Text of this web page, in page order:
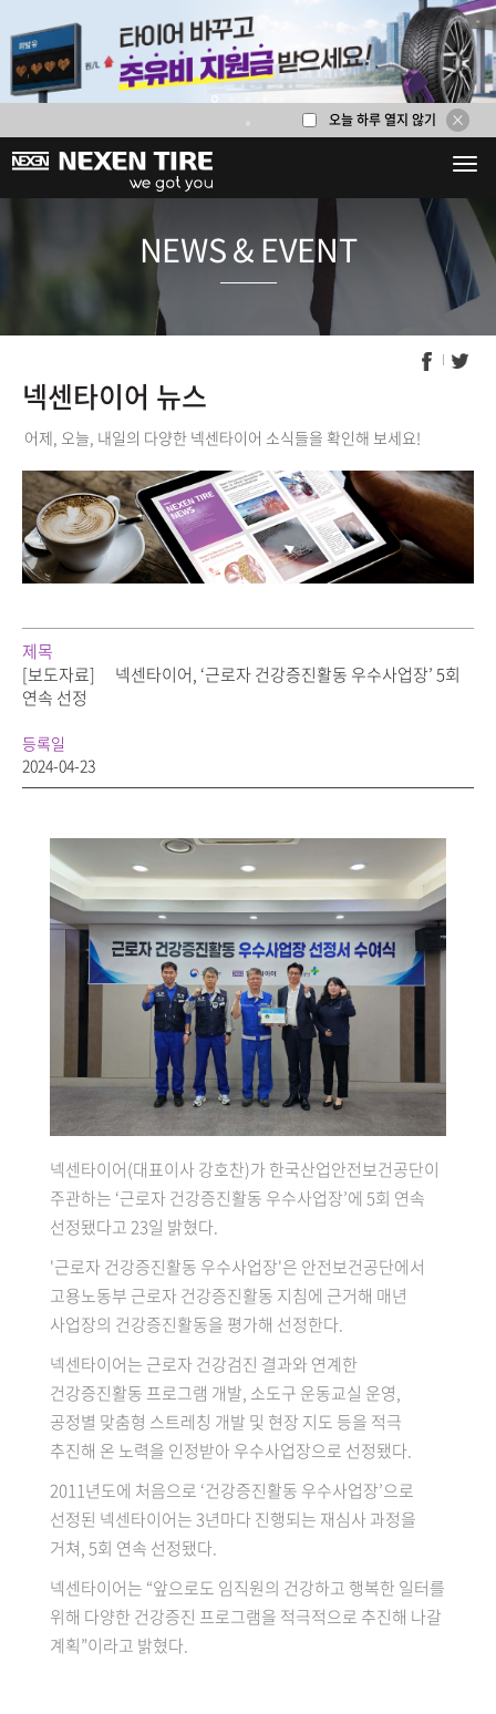
5
오늘 하루 열지 않기
NEWS &
넥센타이어 뉴스
어제, 오늘, 내일의 다양한 넥센타이어 소식들을 확인해 보세요!
제목
[보도자료]
넥센타이어, ‘근로자 건강증진활동 우수사업장’ 5회
연속 선정
등록일
2024-04-23
넥센타이어(대표이사 강호찬)가 한국산업안전보건공단이
주관하는 ‘근로자 건강증진활동 우수사업장’에 5회 연속
선정됐다고 23일 밝혔다.
'근로자 건강증진활동 우수사업장'은 안전보건공단에서
고용노동부 근로자 건강증진활동 지침에 근거해 매년
사업장의 건강증진활동을 평가해 선정한다.
넥센타이어는 근로자 건강검진 결과와 연계한
건강증진활동 프로그램 개발, 소도구 운동교실 운영,
공정별 맞춤형 스트레칭 개발 및 현장 지도 등을 적극
추진해 온 노력을 인정받아 우수사업장으로 선정됐다.
2011년도에 처음으로 ‘건강증진활동 우수사업장’으로
선정된 넥센타이어는 3년마다 진행되는 재심사 과정을
거쳐, 5회 연속 선정됐다.
넥센타이어는 “앞으로도 임직원의 건강하고 행복한 일터를
위해 다양한 건강증진 프로그램을 적극적으로 추진해 나갈
계획”이라고 밝혔다.